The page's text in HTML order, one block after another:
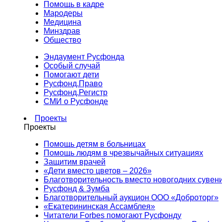
Помощь в кадре
Мародеры
Медицина
Минздрав
Общество
Эндаумент Русфонда
Особый случай
Помогают дети
Русфонд.Право
Русфонд.Регистр
СМИ о Русфонде
Проекты
Проекты
Помощь детям в больницах
Помощь людям в чрезвычайных ситуациях
Защитим врачей
«Дети вместо цветов – 2026»
Благотворительность вместо новогодних
Русфонд & Зумба
Благотворительный аукцион ООО «Доброторг»
«Екатерининская Ассамблея»
Читатели Forbes помогают Русфонду